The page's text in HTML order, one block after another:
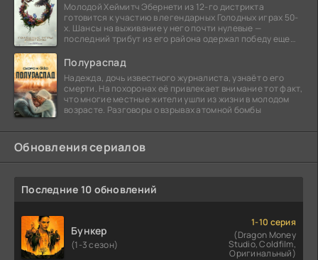
Молодой Хеймитч Эбернети из 12-го дистрикта
готовится к участию в легендарных Голодных играх 50-
х. Шансы на выживание у него почти нулевые —
последний трибут из его района одержал победу еще
Полураспад
Надежда, дочь известного журналиста, узнаёт о его
смерти. На похоронах её привлекает внимание тот факт,
что многие местные жители ушли из жизни в молодом
возрасте. Разговоры о взрывах атомной бомбы
Обновления сериалов
Последние 10 обновлений
Бункер
(1-3 сезон)
1-10 серия
(Dragon Money
Studio, Coldfilm,
Оригинальный)